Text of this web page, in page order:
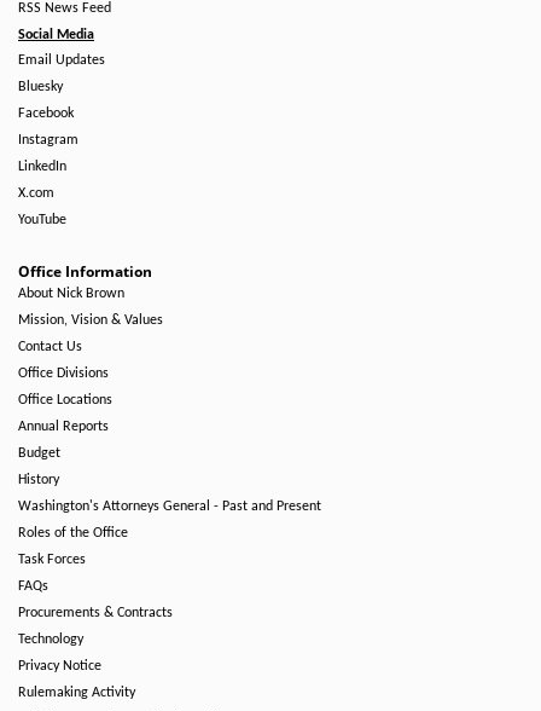
RSS News Feed
Social Media
Email Updates
Bluesky
Facebook
Instagram
LinkedIn
X.com
YouTube
Office Information
About Nick Brown
Mission, Vision & Values
Contact Us
Office Divisions
Office Locations
Annual Reports
Budget
History
Washington's Attorneys General - Past and Present
Roles of the Office
Task Forces
FAQs
Procurements & Contracts
Technology
Privacy Notice
Rulemaking Activity